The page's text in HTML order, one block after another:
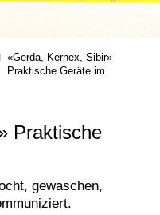
«Gerda, Kernex, Sibir»
Praktische Geräte im
Praktische
gewaschen,